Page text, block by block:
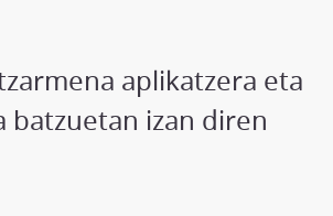
aplikatzera eta
izan diren